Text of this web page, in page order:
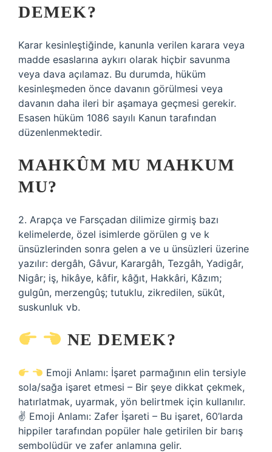
DEMEK?
Karar kesinleştiğinde, kanunla verilen karara veya
madde esaslarına aykırı olarak hiçbir savunma
veya dava açılamaz. Bu durumda, hüküm
kesinleşmeden önce davanın görülmesi veya
davanın daha ileri bir aşamaya geçmesi gerekir.
Esasen hüküm 1086 sayılı Kanun tarafından
düzenlenmektedir.
MAHKÛM MU MAHKUM
MU?
2. Arapça ve Farsçadan dilimize girmiş bazı
kelimelerde, özel isimlerde görülen g ve k
ünsüzlerinden sonra gelen a ve u ünsüzleri üzerine
yazılır: dergâh, Gâvur, Karargâh, Tezgâh, Yadigâr,
Nigâr; iş, hikâye, kâfir, kâğıt, Hakkâri, Kâzım;
gulgûn, merzengûş; tutuklu, zikredilen, sükût,
suskunluk vb.
NE DEMEK?
Emoji Anlamı: İşaret parmağının elin tersiyle
sola/sağa işaret etmesi – Bir şeye dikkat çekmek,
hatırlatmak, uyarmak, yön belirtmek için kullanılır.
✌ Emoji Anlamı: Zafer İşareti – Bu işaret, 60’larda
hippiler tarafından popüler hale getirilen bir barış
sembolüdür ve zafer anlamına gelir.